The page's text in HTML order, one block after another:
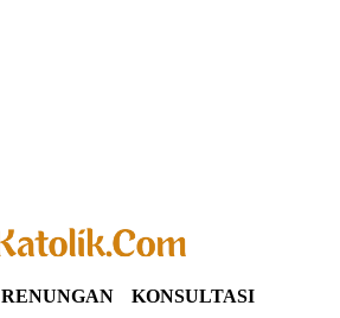
RENUNGAN
KONSULTASI